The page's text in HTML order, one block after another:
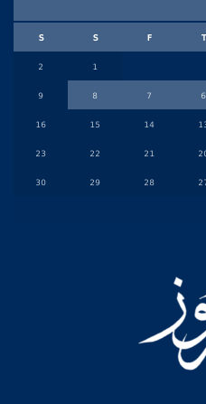
T
F
S
S
1
2
6
7
8
9
14
15
16
21
22
23
28
29
30